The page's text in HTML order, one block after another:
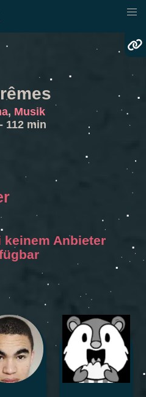
, Musik
112 min
keinem Anbieter